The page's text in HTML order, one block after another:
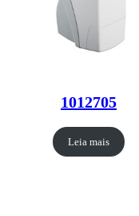
1012705
Leia mais